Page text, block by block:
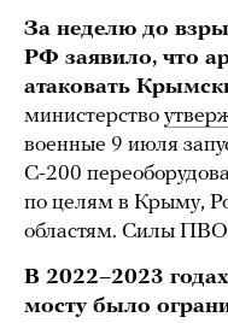
За неделю до
РФ заявило, что
атаковать
министерство
военные 9 июля
С-200
по целям в Крыму,
областям. Силы ПВО
В 2022–2023
мосту было